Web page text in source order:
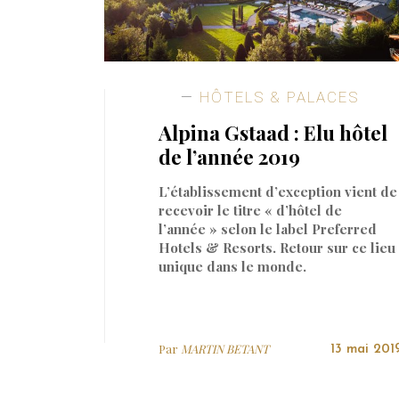
HÔTELS & PALACES
Alpina Gstaad : Elu hôtel
de l’année 2019
L’établissement d’exception vient de
recevoir le titre « d’hôtel de
l’année » selon le label Preferred
Hotels & Resorts. Retour sur ce lieu
unique dans le monde.
Par MARTIN BETANT 13 mai